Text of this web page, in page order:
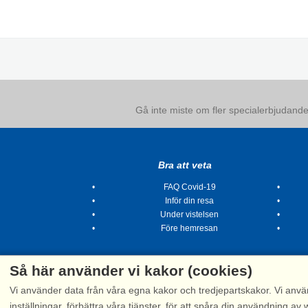
Gå inte miste om fler
Bra att veta
FAQ Covid-19
Inför din resa
Under vistelsen
Före hemresan
Så här använder vi kakor (cookies)
Vi använder data från våra egna kakor och tredjepartskakor. Vi
inställningar, förbättra våra tjänster, för att spåra din användning